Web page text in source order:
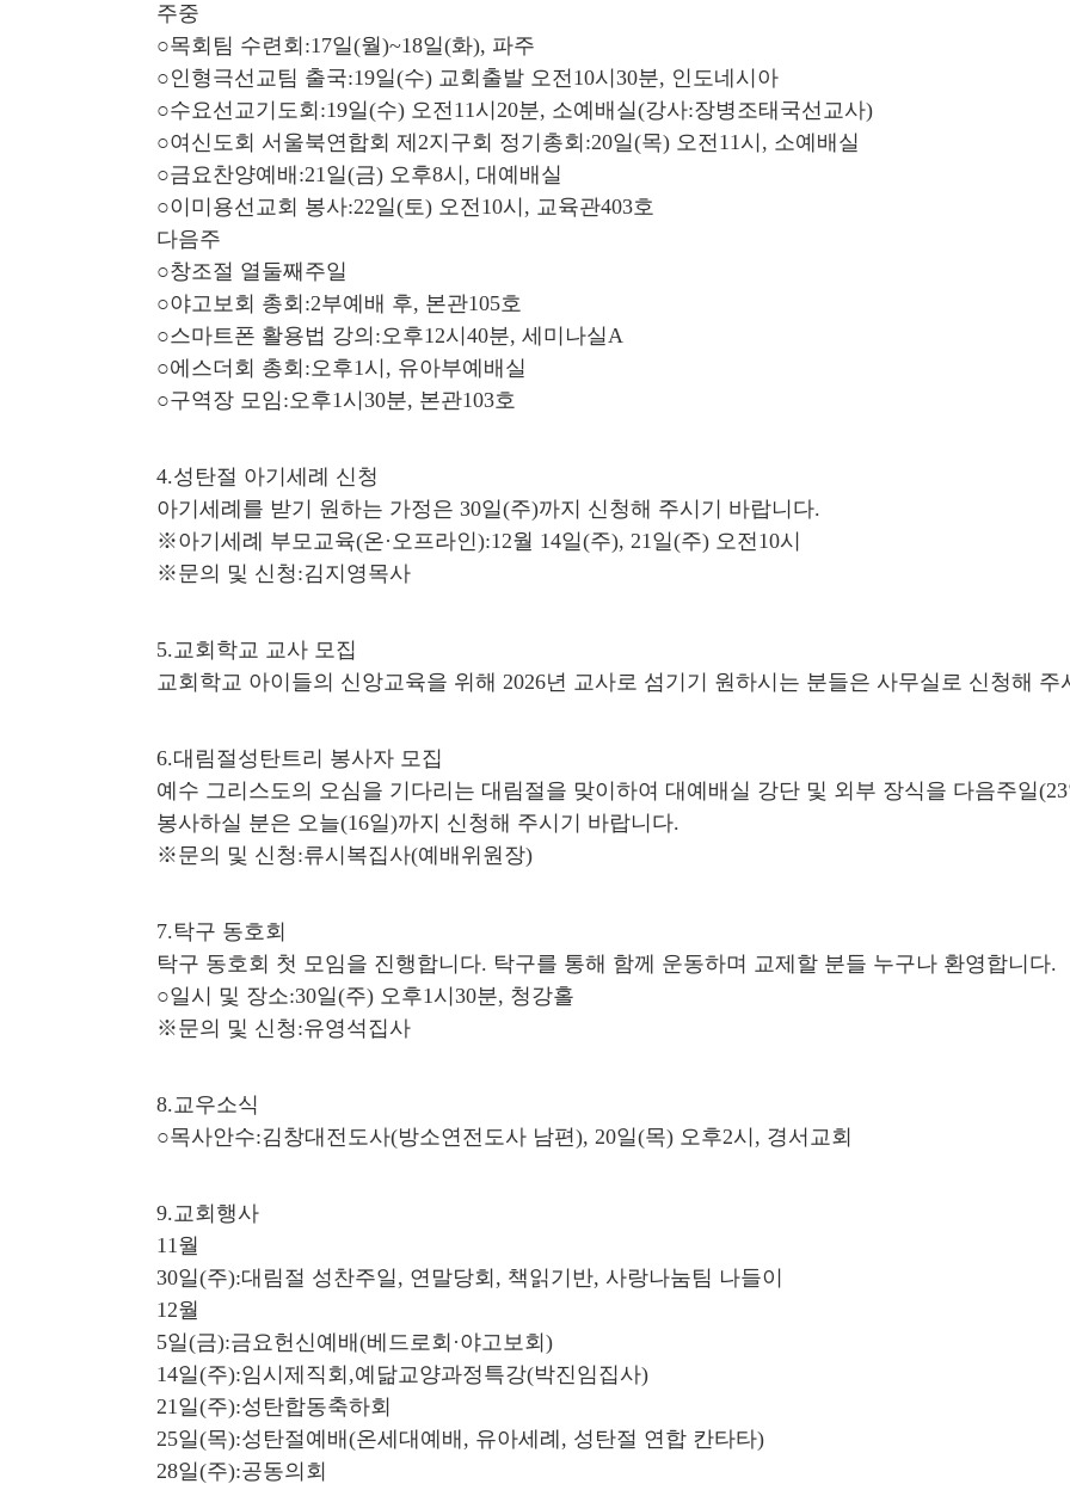
주중
○목회팀 수련회:17일(월)~18일(화), 파주
○인형극선교팀 출국:19일(수) 교회출발 오전10시30분, 인도네시아
○수요선교기도회:19일(수) 오전11시20분, 소예배실(강사:장병조태국선교사)
○여신도회 서울북연합회 제2지구회 정기총회:20일(목) 오전11시, 소예배실
○금요찬양예배:21일(금) 오후8시, 대예배실
○이미용선교회 봉사:22일(토) 오전10시, 교육관403호
다음주
○창조절 열둘째주일
○야고보회 총회:2부예배 후, 본관105호
○스마트폰 활용법 강의:오후12시40분, 세미나실A
○에스더회 총회:오후1시, 유아부예배실
○구역장 모임:오후1시30분, 본관103호
4.성탄절 아기세례 신청
아기세례를 받기 원하는 가정은 30일(주)까지 신청해 주시기 바랍니다.
※아기세례 부모교육(온·오프라인):12월 14일(주), 21일(주) 오전10시
※문의 및 신청:김지영목사
5.교회학교 교사 모집
교회학교 아이들의 신앙교육을 위해 2026년 교사로 섬기기 원하시는 분들은 사무실로 신청해 주
6.대림절성탄트리 봉사자 모집
예수 그리스도의 오심을 기다리는 대림절을 맞이하여 대예배실 강단 및 외부 장식을 다음주일
봉사하실 분은 오늘(16일)까지 신청해 주시기 바랍니다.
※문의 및 신청:류시복집사(예배위원장)
7.탁구 동호회
탁구 동호회 첫 모임을 진행합니다. 탁구를 통해 함께 운동하며 교제할 분들 누구나 환영합니다.
○일시 및 장소:30일(주) 오후1시30분, 청강홀
※문의 및 신청:유영석집사
8.교우소식
○목사안수:김창대전도사(방소연전도사 남편), 20일(목) 오후2시, 경서교회
9.교회행사
11월
30일(주):대림절 성찬주일, 연말당회, 책읽기반, 사랑나눔팀 나들이
12월
5일(금):금요헌신예배(베드로회·야고보회)
14일(주):임시제직회,예닮교양과정특강(박진임집사)
21일(주):성탄합동축하회
25일(목):성탄절예배(온세대예배, 유아세례, 성탄절 연합 칸타타)
28일(주):공동의회